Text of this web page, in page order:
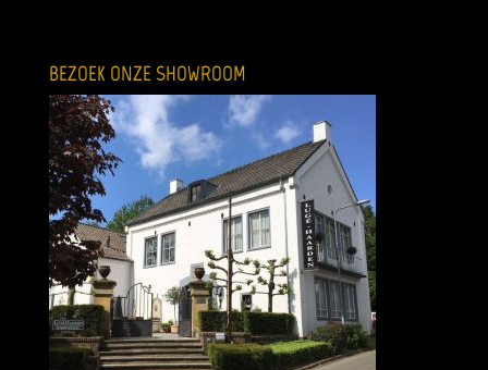
BEZOEK ONZE SHOWROOM